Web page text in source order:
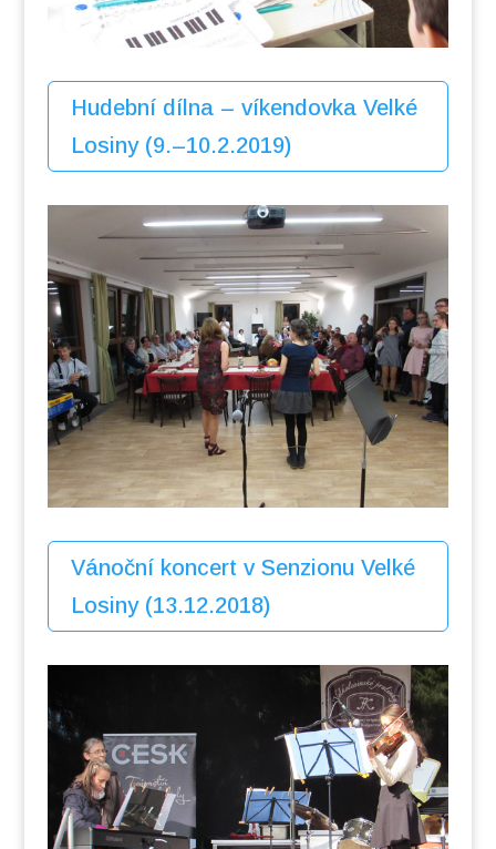
Hudební dílna – víkendovka Velké
Losiny (9.–10.2.2019)
Vánoční koncert v Senzionu Velké
Losiny (13.12.2018)